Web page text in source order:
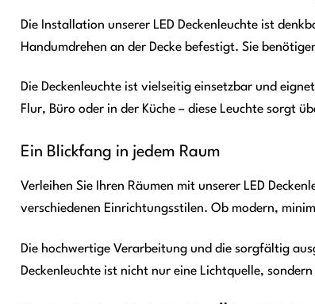
Die Installation unserer LED Deckenleuchte ist
Handumdrehen an der Decke befestigt. Sie
Die Deckenleuchte ist vielseitig einsetzbar und
Flur, Büro oder in der Küche – diese Leuchte sorgt
Ein Blickfang in jedem Raum
Verleihen Sie Ihren Räumen mit unserer LED
verschiedenen Einrichtungsstilen. Ob modern,
Die hochwertige Verarbeitung und die sorgfältig
Deckenleuchte ist nicht nur eine Lichtquelle,